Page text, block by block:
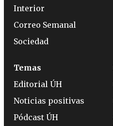
Interior
Correo Semanal
Sociedad
Temas
Editorial ÚH
Noticias positivas
Pódcast ÚH